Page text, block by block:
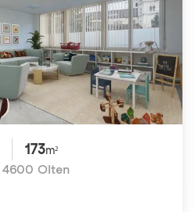
173m²
4600 Olten